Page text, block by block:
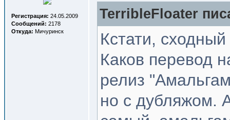
Регистрация: 24.05.2009
Сообщений: 2178
Откуда: Мичуринск
TerribleFloater
Кстати,
Каков перевод
релиз
но с дубляжом.